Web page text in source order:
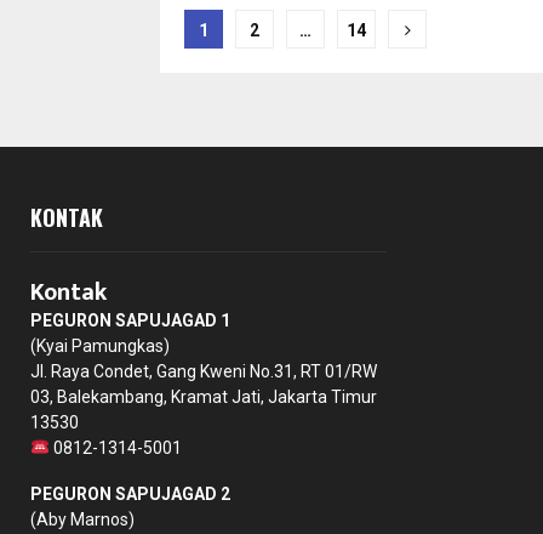
Posts
1 2 … 14
KONTAK
Kontak
PEGURON SAPUJAGAD 1
(Kyai Pamungkas)
Jl. Raya Condet, Gang Kweni No.31, RT 01/RW
03, Balekambang, Kramat Jati, Jakarta Timur
13530
0812-1314-5001
PEGURON SAPUJAGAD 2
(Aby Marnos)